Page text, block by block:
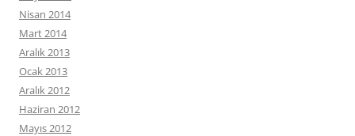
Nisan 2014
Mart 2014
Aralık 2013
Ocak 2013
Aralık 2012
Haziran 2012
Mayıs 2012